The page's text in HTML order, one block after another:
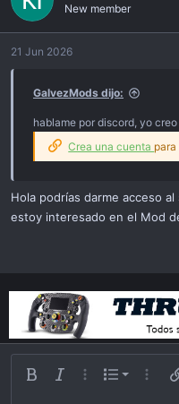
New member
21 Jun 2026
GalvezMods dijo:
hablame por discord, yo creo
Crea una cuenta
Hola podrías darme acceso
estoy interesado en el Mod
Bold ItálicaMás opciones…
List Más